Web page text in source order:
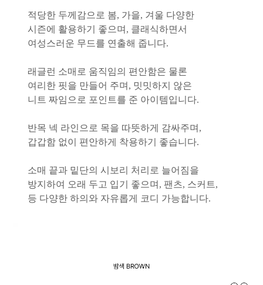
적당한 두께감으로 봄, 가을, 겨울 다양한
시즌에 활용하기 좋으며, 클래식하면서
여성스러운 무드를 연출해 줍니다.
래글런 소매로 움직임의 편안함은 물론
여리한 핏을 만들어 주며, 밋밋하지 않은
니트 짜임으로 포인트를 준 아이템입니다.
반목 넥 라인으로 목을 따뜻하게 감싸주며,
갑갑함 없이 편안하게 착용하기 좋습니다.
소매 끝과 밑단의 시보리 처리로 늘어짐을
방지하여 오래 두고 입기 좋으며, 팬츠, 스커트,
등 다양한 하의와 자유롭게 코디 가능합니다.